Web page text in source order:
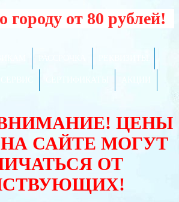
городу от 80 рублей!
ЦЕНЫ
НА САЙТЕ МОГУТ
ОТ